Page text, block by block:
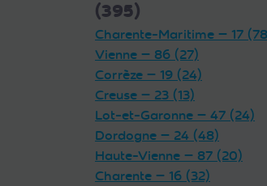
(395)
Charente-Maritime — 17
Vienne — 86 (27)
Corrèze — 19 (24)
Creuse — 23 (13)
Lot-et-Garonne — 47 (24)
Dordogne — 24 (48)
Haute-Vienne — 87 (20)
Charente — 16 (32)